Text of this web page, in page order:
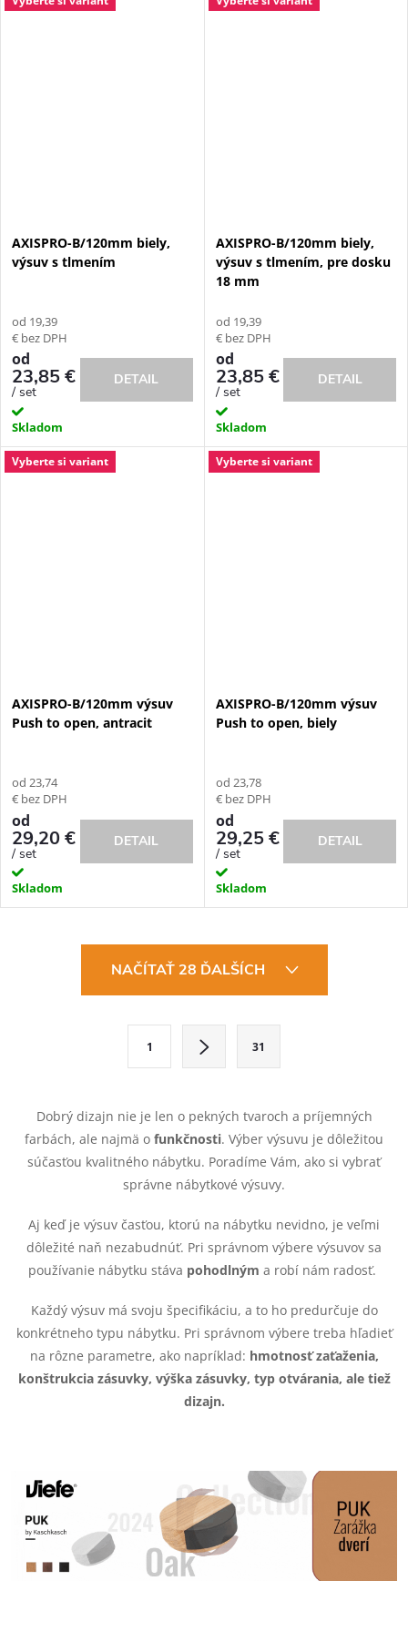
AXISPRO-B/120mm biely,
výsuv s tlmením
od 19,39
€ bez DPH
od
23,85 €
/ set
Skladom
DETAIL
AXISPRO-B/120mm biely,
výsuv s tlmením, pre dosku
18 mm
od 19,39
€ bez DPH
od
23,85 €
/ set
Skladom
DETAIL
Vyberte si variant
AXISPRO-B/120mm výsuv
Push to open, antracit
od 23,74
€ bez DPH
od
29,20 €
/ set
Skladom
DETAIL
Vyberte si variant
AXISPRO-B/120mm výsuv
Push to open, biely
od 23,78
€ bez DPH
od
29,25 €
/ set
Skladom
DETAIL
a
r
p
NAČÍTAŤ 28 ĎALŠÍCH
1 31
Dobrý dizajn nie je len o pekných tvaroch a príjemných
farbách, ale najmä o funkčnosti. Výber výsuvu je dôležitou
súčasťou kvalitného nábytku. Poradíme Vám, ako si vybrať
správne nábytkové výsuvy.
Aj keď je výsuv časťou, ktorú na nábytku nevidno, je veľmi
dôležité naň nezabudnúť. Pri správnom výbere výsuvov sa
používanie nábytku stáva pohodlným a robí nám radosť.
Každý výsuv má svoju špecifikáciu, a to ho predurčuje do
konkrétneho typu nábytku. Pri správnom výbere treba hľadieť
na rôzne parametre, ako napríklad: hmotnosť zaťaženia,
konštrukcia zásuvky, výška zásuvky, typ otvárania, ale tiež
dizajn.